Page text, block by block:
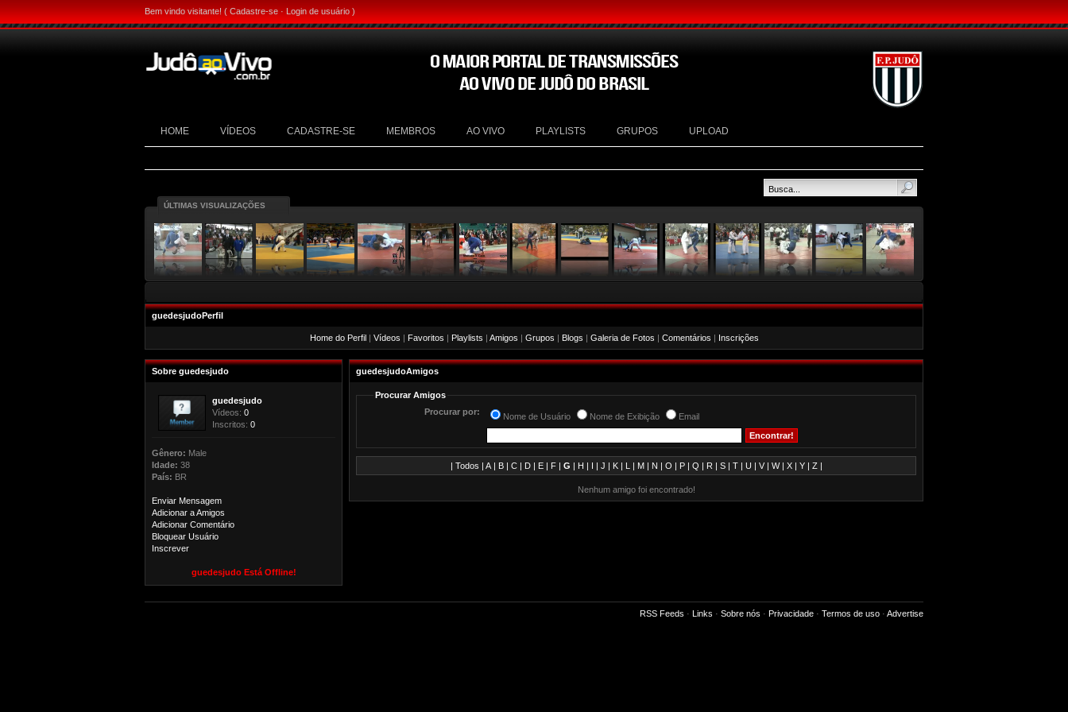
Bem vindo visitante! ( Cadastre-se · Login de usuário )
HOME VÍDEOS CADASTRE-SE MEMBROS AO VIVO PLAYLISTS GRUPOS UPLOAD
ÚLTIMAS VISUALIZAÇÕES
guedesjudoPerfil
Home do Perfil| Vídeos | Favoritos | Playlists | Amigos | Grupos | Blogs | Galeria de Fotos | Comentários | Inscrições
Sobre guedesjudo
guedesjudo
Vídeos: 0
Inscritos: 0
Gênero: Male
Idade: 38
País: BR
Enviar Mensagem
Adicionar a Amigos
Adicionar Comentário
Bloquear Usuário
Inscrever
guedesjudo Está Offline!
guedesjudoAmigos
Procurar Amigos
Procurar por:
Nome de Usuário Nome de Exibição Email
| Todos | A| B| C| D| E| F| G | H | I | J | K| L | M| N | O | P| Q | R | S| T| U | V| W| X| Y| Z |
Nenhum amigo foi encontrado!
RSS Feeds · Links · Sobre nós · Privacidade · Termos de uso · Advertise